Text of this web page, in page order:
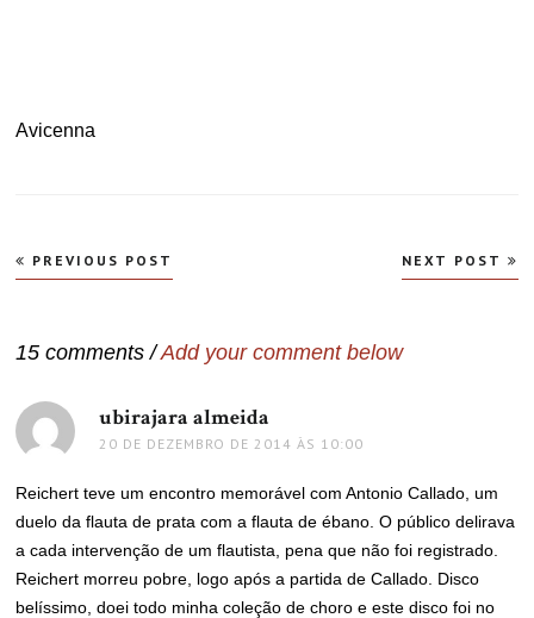
Avicenna
Navegação
de
PREVIOUS POST NEXT POST
15 comments /Add your comment below
ubirajara almeida
20 DE DEZEMBRO DE 2014 ÀS 10:00
Reichert teve um encontro memorável com Antonio Callado, um
duelo da flauta de prata com a flauta de ébano. O público delirava
a cada intervenção de um flautista, pena que não foi registrado.
Reichert morreu pobre, logo após a partida de Callado. Disco
belíssimo, doei todo minha coleção de choro e este disco foi no